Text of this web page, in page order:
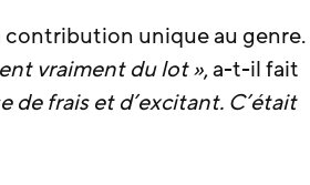
contribution unique au genre.
vraiment du lot », a-t-il fait
de frais et d’excitant. C’était